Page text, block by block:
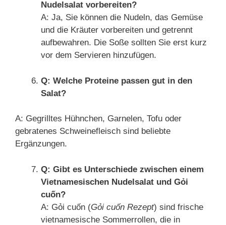
Nudelsalat vorbereiten?
A: Ja, Sie können die Nudeln, das Gemüse
und die Kräuter vorbereiten und getrennt
aufbewahren. Die Soße sollten Sie erst kurz
vor dem Servieren hinzufügen.
Q: Welche Proteine passen gut in den
Salat?
A: Gegrilltes Hühnchen, Garnelen, Tofu oder
gebratenes Schweinefleisch sind beliebte
Ergänzungen.
Q: Gibt es Unterschiede zwischen einem
Vietnamesischen Nudelsalat und Gỏi
cuốn?
A: Gỏi cuốn (Gỏi cuốn Rezept) sind frische
vietnamesische Sommerrollen, die in